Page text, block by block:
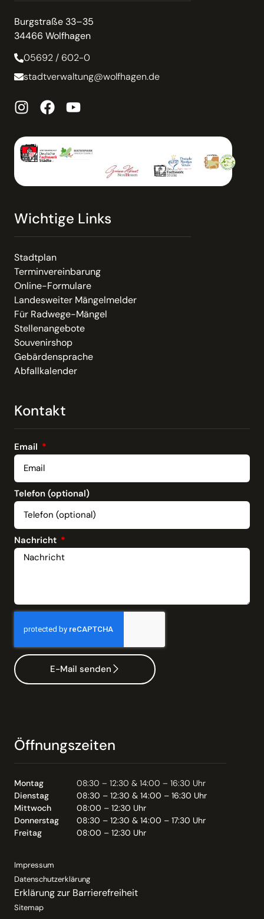
Burgstraße 33–35
34466 Wolfhagen
05692 / 602-0
stadtverwaltung@wolfhagen.de
Wichtige Links
Stadtplan
Terminvereinbarung
Online-Formulare
Landesweiter Mängelmelder
Für Radwege-Mängel
Stellenangebote
Souvenirshop
Gebärdensprache
Abfallkalender
Kontakt
Email
Telefon (optional)
Nachricht
E-Mail senden
Öffnungszeiten
Montag
08:30 – 12:30 & 14:00 – 16:30 Uhr
Dienstag
08:30 – 12:30 & 14:00 – 16:30 Uhr
Mittwoch
08:00 – 12:30 Uhr
Donnerstag
08:30 – 12:30 & 14:00 – 17:30 Uhr
Freitag
08:00 – 12:30 Uhr
Impressum
Datenschutzerklärung
Erklärung zur Barrierefreiheit
Sitemap